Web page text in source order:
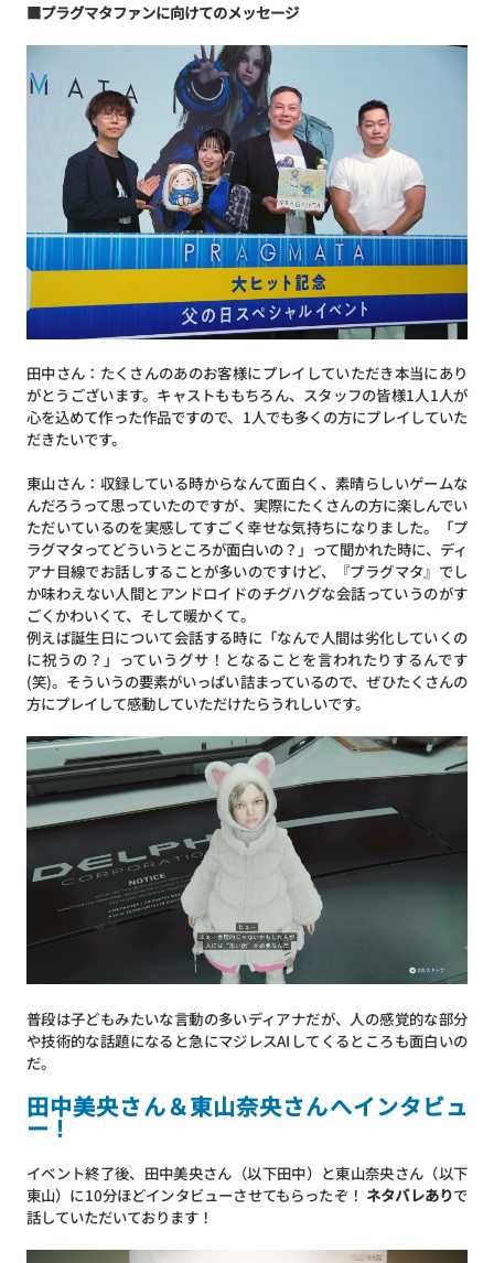
■プラグマタファンに向けてのメッセージ
田中さん：たくさんのあのお客様にプレイしていただき本当にあり
がとうございます。キャストももちろん、スタッフの皆様1人1人が
心を込めて作った作品ですので、1人でも多くの方にプレイしていた
だきたいです。
東山さん：収録している時からなんて面白く、素晴らしいゲームな
んだろうって思っていたのですが、実際にたくさんの方に楽しんでい
ただいているのを実感してすごく幸せな気持ちになりました。「プ
ラグマタってどういうところが面白いの？」って聞かれた時に、ディ
アナ目線でお話しすることが多いのですけど、『プラグマタ』でし
か味わえない人間とアンドロイドのチグハグな会話っていうのがす
ごくかわいくて、そして暖かくて。
例えば誕生日について会話する時に「なんで人間は劣化していくの
に祝うの？」っていうグサ！となることを言われたりするんです
(笑)。そういうの要素がいっぱい詰まっているので、ぜひたくさんの
方にプレイして感動していただけたらうれしいです。
普段は子どもみたいな言動の多いディアナだが、人の感覚的な部分
や技術的な話題になると急にマジレスAIしてくるところも面白いの
だ。
田中美央さん＆東山奈央さんへインタビュ
ー！
イベント終了後、田中美央さん（以下田中）と東山奈央さん（以下
東山）に10分ほどインタビューさせてもらったぞ！ ネタバレありで
話していただいております！